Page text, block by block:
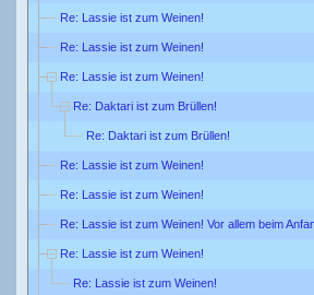
Re: Lassie ist zum Weinen!
Re: Lassie ist zum Weinen!
Re: Lassie ist zum Weinen!
Re: Daktari ist zum Brüllen!
Re: Daktari ist zum Brüllen!
Re: Lassie ist zum Weinen!
Re: Lassie ist zum Weinen!
Re: Lassie ist zum Weinen! Vor allem beim
Re: Lassie ist zum Weinen!
Re: Lassie ist zum Weinen!